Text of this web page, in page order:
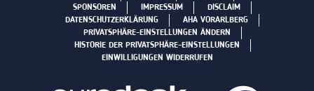
SPONSOREN
IMPRESSUM
DISCLAIM
DATENSCHUTZERKLÄRUNG
AHA VORARLBERG
PRIVATSPHÄRE-EINSTELLUNGEN ÄNDERN
HISTORIE DER PRIVATSPHÄRE-EINSTELLUNGEN
EINWILLIGUNGEN WIDERRUFEN